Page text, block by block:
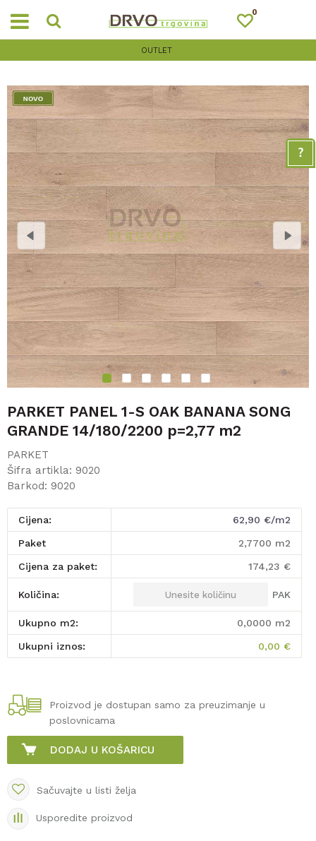
0
OUTLET
1 2 3 4 5 6
PARKET PANEL 1-S OAK BANANA SONG
GRANDE 14/180/2200 p=2,77 m2
PARKET
Šifra artikla: 9020
Barkod: 9020
Cijena: 62,90 €/m2
paket 2,7700 m2
Cijena za paket: 174,23 €
Količina: PAK
Ukupno m2: 0,0000 m2
Ukupni iznos: 0,00 €
Proizvod je dostupan samo za preuzimanje u
poslovnicama
DODAJ U KOŠARICU
Sačuvajte u listi želja
Usporedite proizvod